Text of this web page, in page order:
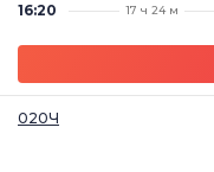
16:20
17 ч 24 м
020Ч